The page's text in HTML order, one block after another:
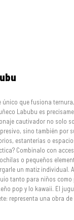
único que fusiona
Labubu es
cautivador no solo
sino también por
estanterías o
Combinalo con
o pequeños
un matiz individual.
tanto para niños
pop y lo kawaii. El
representa una obra